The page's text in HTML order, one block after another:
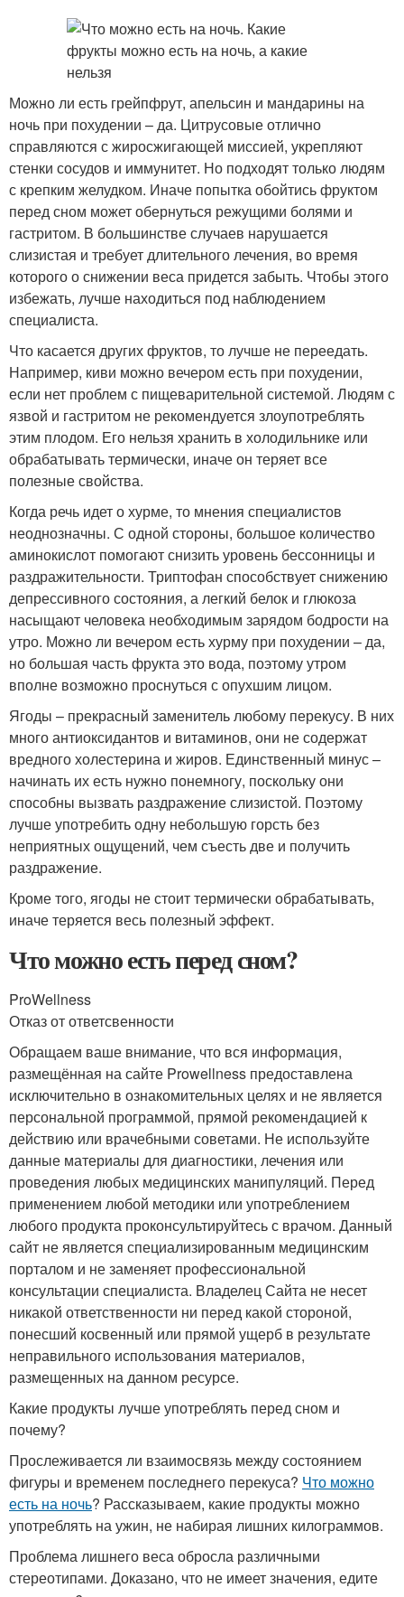
Можно ли есть грейпфрут, апельсин и мандарины на
ночь при похудении – да. Цитрусовые отлично
справляются с жиросжигающей миссией, укрепляют
стенки сосудов и иммунитет. Но подходят только людям
с крепким желудком. Иначе попытка обойтись фруктом
перед сном может обернуться режущими болями и
гастритом. В большинстве случаев нарушается
слизистая и требует длительного лечения, во время
которого о снижении веса придется забыть. Чтобы этого
избежать, лучше находиться под наблюдением
специалиста.
Что касается других фруктов, то лучше не переедать.
Например, киви можно вечером есть при похудении,
если нет проблем с пищеварительной системой. Людям с
язвой и гастритом не рекомендуется злоупотреблять
этим плодом. Его нельзя хранить в холодильнике или
обрабатывать термически, иначе он теряет все
полезные свойства.
Когда речь идет о хурме, то мнения специалистов
неоднозначны. С одной стороны, большое количество
аминокислот помогают снизить уровень бессонницы и
раздражительности. Триптофан способствует снижению
депрессивного состояния, а легкий белок и глюкоза
насыщают человека необходимым зарядом бодрости на
утро. Можно ли вечером есть хурму при похудении – да,
но большая часть фрукта это вода, поэтому утром
вполне возможно проснуться с опухшим лицом.
Ягоды – прекрасный заменитель любому перекусу. В них
много антиоксидантов и витаминов, они не содержат
вредного холестерина и жиров. Единственный минус –
начинать их есть нужно понемногу, поскольку они
способны вызвать раздражение слизистой. Поэтому
лучше употребить одну небольшую горсть без
неприятных ощущений, чем съесть две и получить
раздражение.
Кроме того, ягоды не стоит термически обрабатывать,
иначе теряется весь полезный эффект.
Что можно есть перед сном?
ProWellness
Отказ от ответсвенности
Обращаем ваше внимание, что вся информация,
размещённая на сайте Prowellness предоставлена
исключительно в ознакомительных целях и не является
персональной программой, прямой рекомендацией к
действию или врачебными советами. Не используйте
данные материалы для диагностики, лечения или
проведения любых медицинских манипуляций. Перед
применением любой методики или употреблением
любого продукта проконсультируйтесь с врачом. Данный
сайт не является специализированным медицинским
порталом и не заменяет профессиональной
консультации специалиста. Владелец Сайта не несет
никакой ответственности ни перед какой стороной,
понесший косвенный или прямой ущерб в результате
неправильного использования материалов,
размещенных на данном ресурсе.
Какие продукты лучше употреблять перед сном и
почему?
Прослеживается ли взаимосвязь между состоянием
фигуры и временем последнего перекуса? Что можно
есть на ночь? Рассказываем, какие продукты можно
употреблять на ужин, не набирая лишних килограммов.
Проблема лишнего веса обросла различными
стереотипами. Доказано, что не имеет значения, едите